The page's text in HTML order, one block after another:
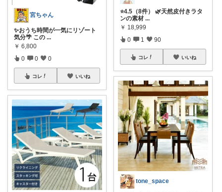
宮ちゃん
✨おうち時間が一気にリゾート
気分🌴 この ...
￥ 6,800
0 0 0
コレ いいね
⭐4.5（8件） 🌿天然皮付きラタ
ンの素材 ...
￥ 18,999
0 1 90
コレ いいね
tone_space